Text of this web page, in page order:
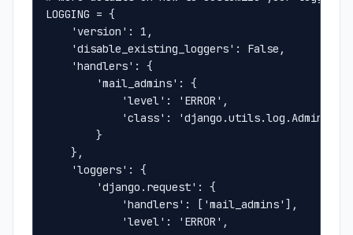
LOGGING = {
    'version': 1,
    'disable_existing_loggers': False,
    'handlers': {
        'mail_admins': {
            'level': 'ERROR',
'class':
        }
    },
    'loggers': {
        'django.request': {
            'handlers': ['mail_admins'],
            'level': 'ERROR',